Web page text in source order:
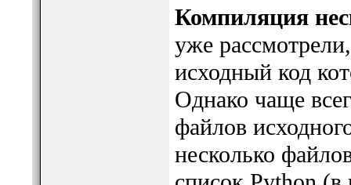
Компиляция
уже
исходный код
Однако чаще
файлов
несколько